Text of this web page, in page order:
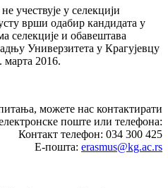
учествује у селекцији
врши одабир кандидата у
селекције и обавештава
Универзитета у Крагујевцу
марта 2016.
можете нас контактирати
поште или телефона:
Контакт телефон: 034 300 425
Е-пошта: erasmus@kg.ac.rs